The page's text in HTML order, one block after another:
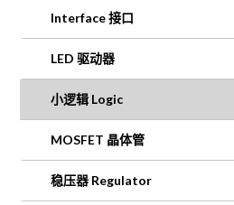
Interface 接口
LED 驱动器
小逻辑 Logic
MOSFET 晶体管
稳压器 Regulator